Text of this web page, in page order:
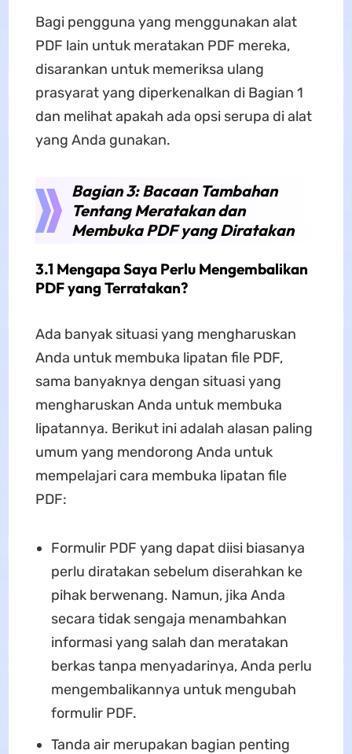
Bagi pengguna yang menggunakan alat
PDF lain untuk meratakan PDF mereka,
disarankan untuk memeriksa ulang
prasyarat yang diperkenalkan di Bagian 1
dan melihat apakah ada opsi serupa di alat
yang Anda gunakan.
Bagian 3: Bacaan Tambahan
Tentang Meratakan dan
Membuka PDF yang Diratakan
3.1 Mengapa Saya Perlu Mengembalikan
PDF yang Terratakan?
Ada banyak situasi yang mengharuskan
Anda untuk membuka lipatan file PDF,
sama banyaknya dengan situasi yang
mengharuskan Anda untuk membuka
lipatannya. Berikut ini adalah alasan paling
umum yang mendorong Anda untuk
mempelajari cara membuka lipatan file
PDF:
Formulir PDF yang dapat diisi biasanya
perlu diratakan sebelum diserahkan ke
pihak berwenang. Namun, jika Anda
secara tidak sengaja menambahkan
informasi yang salah dan meratakan
berkas tanpa menyadarinya, Anda perlu
mengembalikannya untuk mengubah
formulir PDF.
Tanda air merupakan bagian penting